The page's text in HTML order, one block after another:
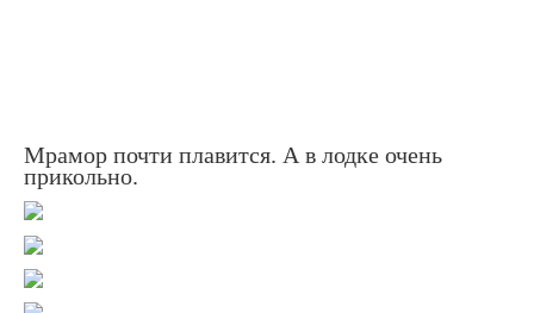
Мрамор почти плавится. А в лодке очень
прикольно.